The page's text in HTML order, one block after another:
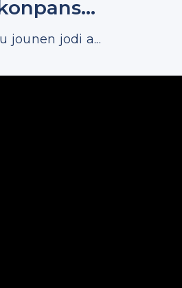
jounen jodi a...